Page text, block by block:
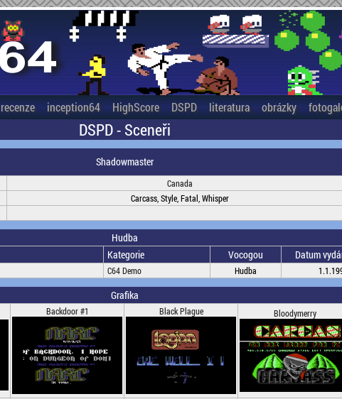
recenze inception64 HighScore DSPD literatura obrázky
DSPD - Sceneři
Shadowmaster
Canada
Carcass, Style, Fatal, Whisper
Hudba
Kategorie Vocogou Datum
C64 Demo Hudba
Grafika
Backdoor #1 Black Plague Bloodymerry